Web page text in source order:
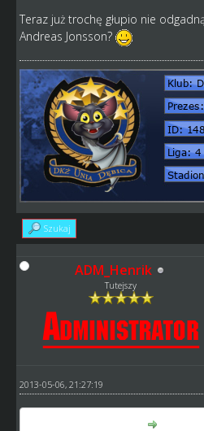
Teraz już trochę głupio nie
Andreas Jonsson?
Szukaj
ADM_Henrik
Tutejszy
2013-05-06, 21:27:19